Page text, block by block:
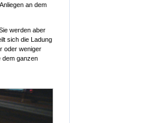
an dem
werden aber
sich die Ladung
oder weniger
dem ganzen